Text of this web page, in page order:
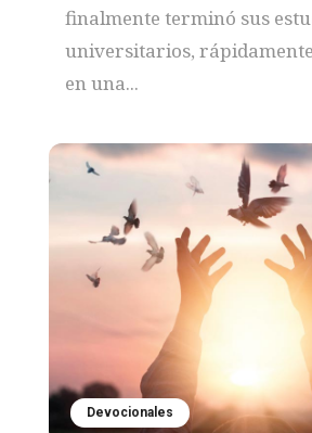
finalmente terminó sus
universitarios,
en una...
Devocionales